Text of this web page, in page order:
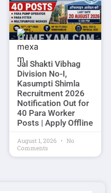
Jal Shakti Vibhag
Division No-I,
Kasumpti Shimla
Recruitment 2026
Notification Out for
40 Para Worker
Posts | Apply Offline
August 1, 2026
No
Comments